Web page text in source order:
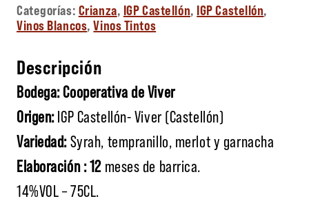
Categorías: Crianza, IGP Castellón, IGP Castellón,
Vinos Blancos,Vinos Tintos
Descripción
Bodega: Cooperativa de Viver
Origen:IGP Castellón- Viver (Castellón)
Variedad:Syrah, tempranillo, merlot y garnacha
Elaboración : 12meses de barrica.
14%VOL – 75CL.